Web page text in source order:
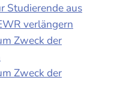
Studierende aus
verlängern
Zweck der
Zweck der